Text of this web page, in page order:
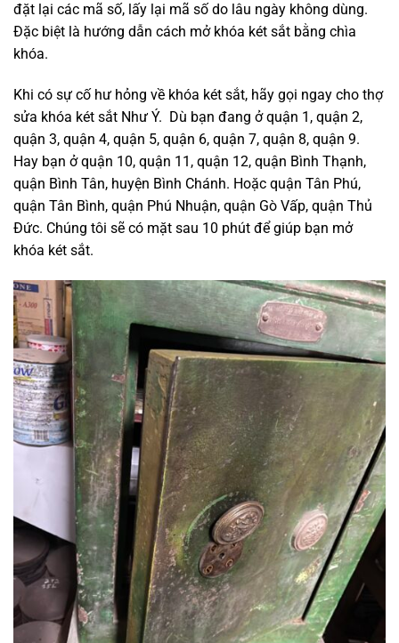
đặt lại các mã số, lấy lại mã số do lâu ngày không dùng.
Đặc biệt là hướng dẫn cách mở khóa két sắt bằng chìa
khóa.
Khi có sự cố hư hỏng về khóa két sắt, hãy gọi ngay cho thợ
sửa khóa két sắt Như Ý. Dù bạn đang ở quận 1, quận 2,
quận 3, quận 4, quận 5, quận 6, quận 7, quận 8, quận 9.
Hay bạn ở quận 10, quận 11, quận 12, quận Bình Thạnh,
quận Bình Tân, huyện Bình Chánh. Hoặc quận Tân Phú,
quận Tân Bình, quận Phú Nhuận, quận Gò Vấp, quận Thủ
Đức. Chúng tôi sẽ có mặt sau 10 phút để giúp bạn mở
khóa két sắt.